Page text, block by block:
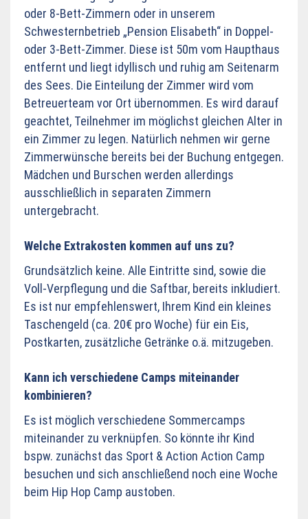
oder 8-Bett-Zimmern oder in unserem
Schwesternbetrieb „Pension Elisabeth“ in Doppel-
oder 3-Bett-Zimmer. Diese ist 50m vom Haupthaus
entfernt und liegt idyllisch und ruhig am Seitenarm
des Sees. Die Einteilung der Zimmer wird vom
Betreuerteam vor Ort übernommen. Es wird darauf
geachtet, Teilnehmer im möglichst gleichen Alter in
ein Zimmer zu legen. Natürlich nehmen wir gerne
Zimmerwünsche bereits bei der Buchung entgegen.
Mädchen und Burschen werden allerdings
ausschließlich in separaten Zimmern
untergebracht.
Welche Extrakosten kommen auf uns zu?
Grundsätzlich keine. Alle Eintritte sind, sowie die
Voll-Verpflegung und die Saftbar, bereits inkludiert.
Es ist nur empfehlenswert, Ihrem Kind ein kleines
Taschengeld (ca. 20€ pro Woche) für ein Eis,
Postkarten, zusätzliche Getränke o.ä. mitzugeben.
Kann ich verschiedene Camps miteinander
kombinieren?
Es ist möglich verschiedene Sommercamps
miteinander zu verknüpfen. So könnte ihr Kind
bspw. zunächst das Sport & Action Action Camp
besuchen und sich anschließend noch eine Woche
beim Hip Hop Camp austoben.